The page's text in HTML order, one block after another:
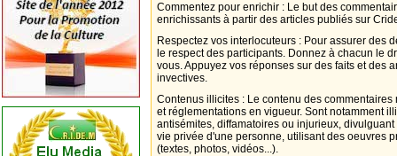
Commentez pour enrichir : Le but des
enrichissants à partir des articles publiés sur
Respectez vos interlocuteurs : Pour assurer des
le respect des participants. Donnez à chacun le
vous. Appuyez vos réponses sur des faits et des
invectives.
Contenus illicites : Le contenu des
et réglementations en vigueur. Sont notamment
antisémites, diffamatoires ou injurieux,
vie privée d'une personne, utilisant des oeuvres
(textes, photos, vidéos...).